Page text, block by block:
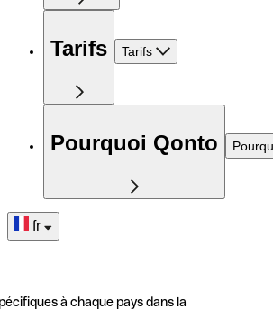
Tarifs Tarifs
Pourquoi Qonto
fr
à chaque pays dans la